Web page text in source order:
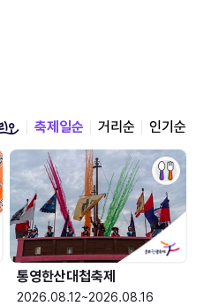
축제일순 거리순 인기순
통영한산대첩축제
2026.08.12~2026.08.16